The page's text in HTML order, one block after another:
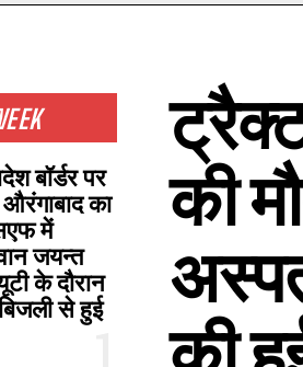
बॉर्डर पर
का
में
जयन्त
के दौरान
से हुई
की